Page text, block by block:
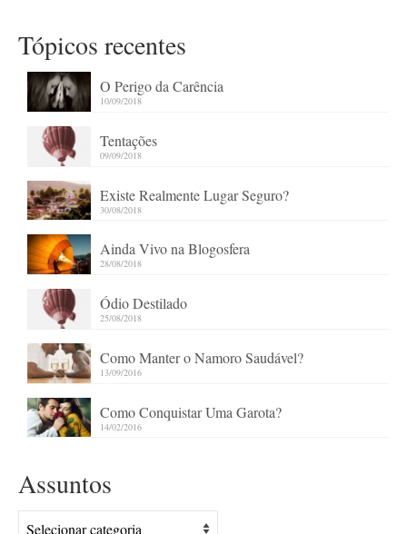
Tópicos recentes
O Perigo da Carência
10/09/2018
Tentações
09/09/2018
Existe Realmente Lugar Seguro?
30/08/2018
Ainda Vivo na Blogosfera
28/08/2018
Ódio Destilado
25/08/2018
Como Manter o Namoro Saudável?
13/09/2016
Como Conquistar Uma Garota?
14/02/2016
Assuntos
Assuntos